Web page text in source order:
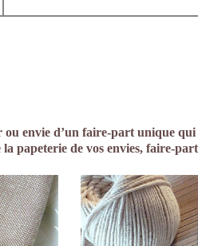
envie d’un faire-part unique
papeterie de vos envies, faire-